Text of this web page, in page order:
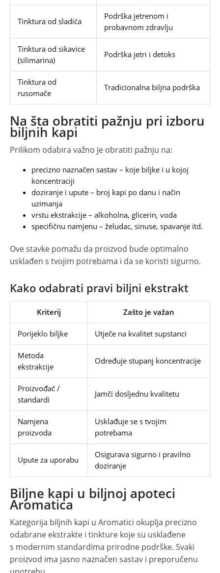
Tinktura od sladića
Podrška jetrenom i
probavnom zdravlju
Tinktura od sikavice
(silimarina)
Podrška jetri i detoks
Tinktura od
rusomače
Tradicionalna biljna podrška
Na šta obratiti pažnju pri izboru
biljnih kapi
Prilikom odabira važno je obratiti pažnju na:
precizno naznačen sastav – koje biljke i u kojoj
koncentraciji
doziranje i upute – broj kapi po danu i način
uzimanja
vrstu ekstrakcije – alkoholna, glicerin, voda
specifičnu namjenu – želudac, sinuse, spavanje itd.
Ove stavke pomažu da proizvod bude optimalno
usklađen s tvojim potrebama i da se koristi sigurno.
Kako odabrati pravi biljni ekstrakt
Kriterij Zašto je važan
Porijeklo biljke Utječe na kvalitet supstanci
Metoda
ekstrakcije
Određuje stupanj koncentracije
Proizvođač /
standardi
Jamči dosljednu kvalitetu
Namjena
proizvoda
Usklađuje se s tvojim
potrebama
Upute za uporabu
Osigurava sigurno i pravilno
doziranje
Biljne kapi u biljnoj apoteci
Aromatica
Kategorija biljnih kapi u Aromatici okuplja precizno
odabrane ekstrakte i tinkture koje su usklađene
s modernim standardima prirodne podrške. Svaki
proizvod ima jasno naznačen sastav i preporučenu